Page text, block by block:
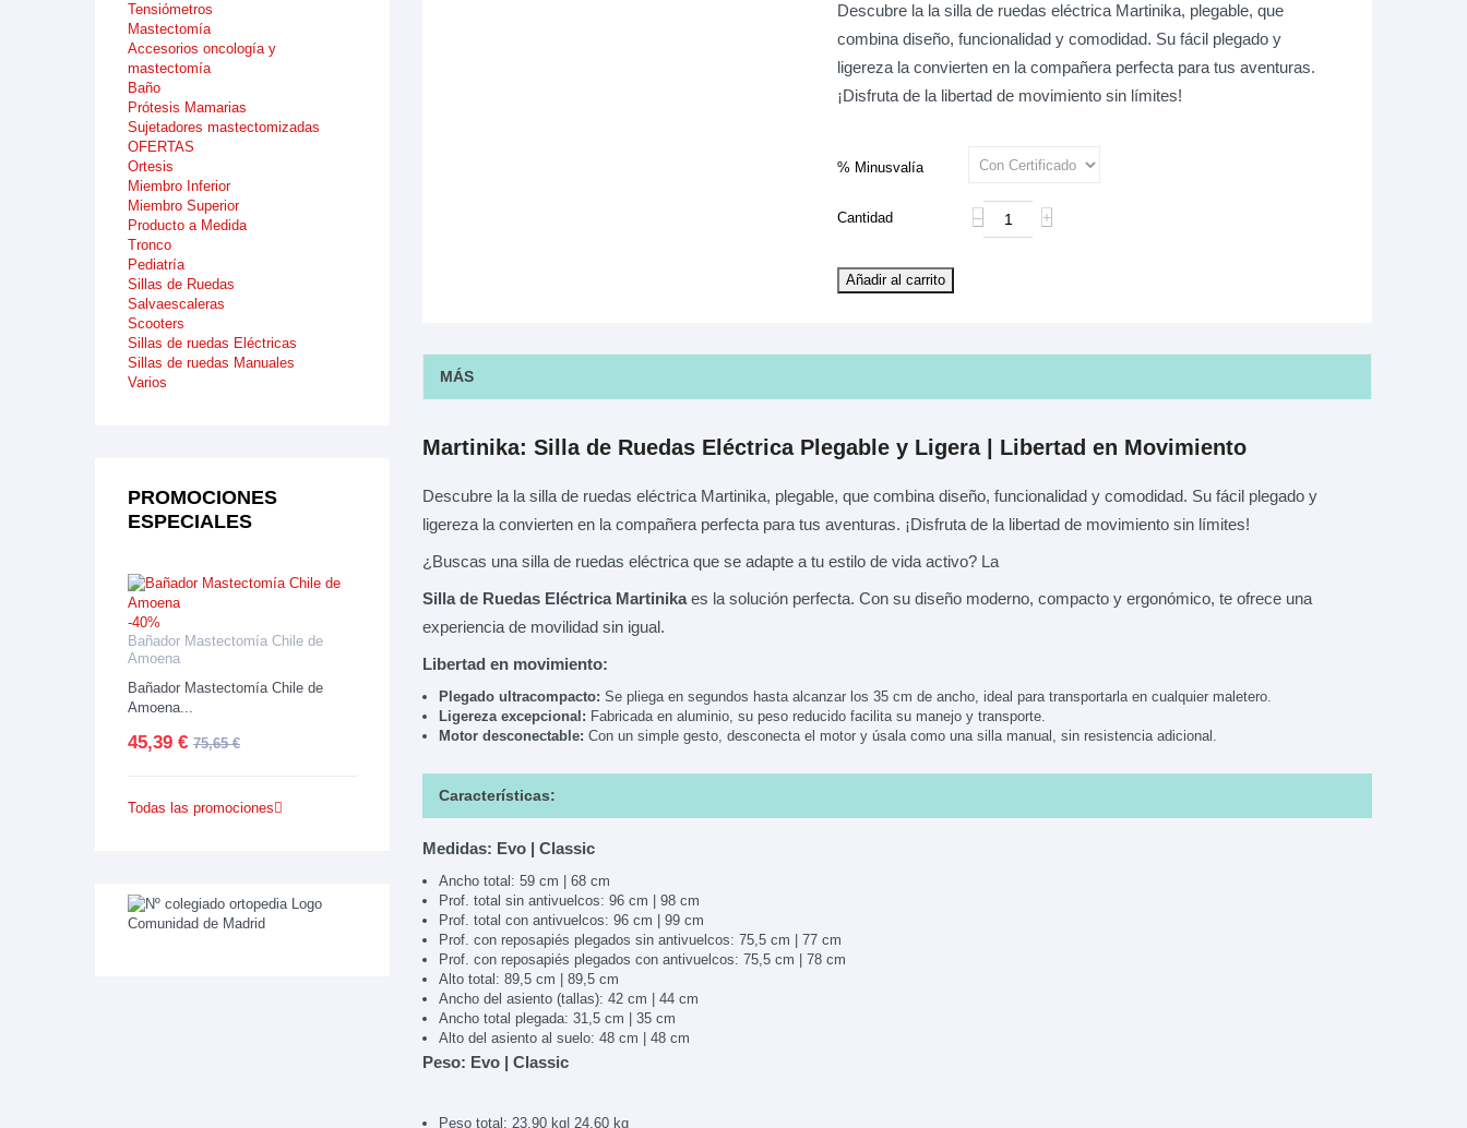
Tensiómetros
Mastectomía
Accesorios oncología y
mastectomía
Baño
Prótesis Mamarias
Sujetadores mastectomizadas
OFERTAS
Ortesis
Miembro Inferior
Miembro Superior
Producto a Medida
Tronco
Pediatría
Sillas de Ruedas
Salvaescaleras
Scooters
Sillas de ruedas Eléctricas
Sillas de ruedas Manuales
Varios
PROMOCIONES
ESPECIALES
-40%
Bañador Mastectomía Chile de
Amoena
Bañador Mastectomía Chile de
Amoena...
45,39 € 75,65 €
Todas las promociones
Descubre la la silla de ruedas eléctrica Martinika, plegable, que
combina diseño, funcionalidad y comodidad. Su fácil plegado y
ligereza la convierten en la compañera perfecta para tus aventuras.
¡Disfruta de la libertad de movimiento sin límites!
% Minusvalía
Cantidad ‒ +
Añadir al carrito
MÁS
Martinika: Silla de Ruedas Eléctrica Plegable y Ligera | Libertad en Movimiento
Descubre la la silla de ruedas eléctrica Martinika, plegable, que combina diseño, funcionalidad y comodidad. Su fácil plegado y
ligereza la convierten en la compañera perfecta para tus aventuras. ¡Disfruta de la libertad de movimiento sin límites!
¿Buscas una silla de ruedas eléctrica que se adapte a tu estilo de vida activo? La
Silla de Ruedas Eléctrica Martinikaes la solución perfecta. Con su diseño moderno, compacto y ergonómico, te ofrece una
experiencia de movilidad sin igual.
Libertad en movimiento:
Plegado ultracompacto: Se pliega en segundos hasta alcanzar los 35 cm de ancho, ideal para transportarla en cualquier maletero.
Ligereza excepcional: Fabricada en aluminio, su peso reducido facilita su manejo y transporte.
Motor desconectable: Con un simple gesto, desconecta el motor y úsala como una silla manual, sin resistencia adicional.
Características:
Medidas: Evo | Classic
Ancho total: 59 cm | 68 cm
Prof. total sin antivuelcos: 96 cm | 98 cm
Prof. total con antivuelcos: 96 cm | 99 cm
Prof. con reposapiés plegados sin antivuelcos: 75,5 cm | 77 cm
Prof. con reposapiés plegados con antivuelcos: 75,5 cm | 78 cm
Alto total: 89,5 cm | 89,5 cm
Ancho del asiento (tallas): 42 cm | 44 cm
Ancho total plegada: 31,5 cm | 35 cm
Alto del asiento al suelo: 48 cm | 48 cm
Peso: Evo | Classic
Peso total: 23,90 kg| 24,60 kg